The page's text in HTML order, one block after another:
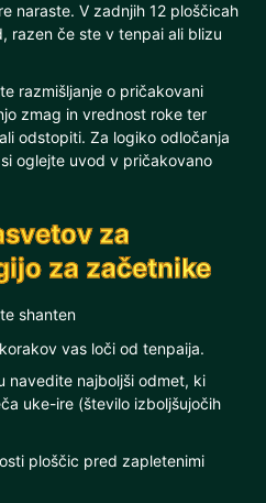
naraste. V zadnjih 12 ploščicah
razen če ste v tenpai ali blizu
razmišljanje o pričakovani
zmag in vrednost roke ter
odstopiti. Za logiko odločanja
oglejte uvod v pričakovano
za
za začetnike
shanten
vas loči od tenpaija.
navedite najboljši odmet, ki
uke-ire (število izboljšujočih
ploščic pred zapletenimi